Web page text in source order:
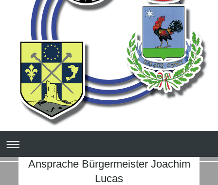
Ansprache Bürgermeister Joachim
Lucas